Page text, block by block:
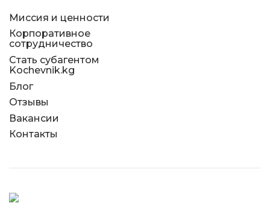
Миссия и ценности
Корпоративное
сотрудничество
Стать субагентом
Kochevnik.kg
Блог
Отзывы
Вакансии
Контакты